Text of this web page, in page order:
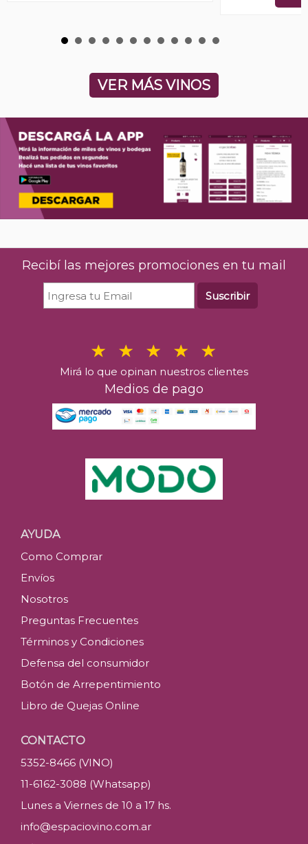
VER MÁS VINOS
Recibí las mejores promociones en tu mail
Suscribir
Mirá lo que opinan nuestros clientes
Medios de pago
AYUDA
Como Comprar
Envíos
Nosotros
Preguntas Frecuentes
Términos y Condiciones
Defensa del consumidor
Botón de Arrepentimiento
Libro de Quejas Online
CONTACTO
5352-8466 (VINO)
11-6162-3088 (Whatsapp)
Lunes a Viernes de 10 a 17 hs.
info@espaciovino.com.ar